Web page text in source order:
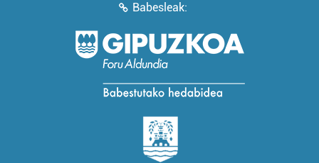
Babesleak: